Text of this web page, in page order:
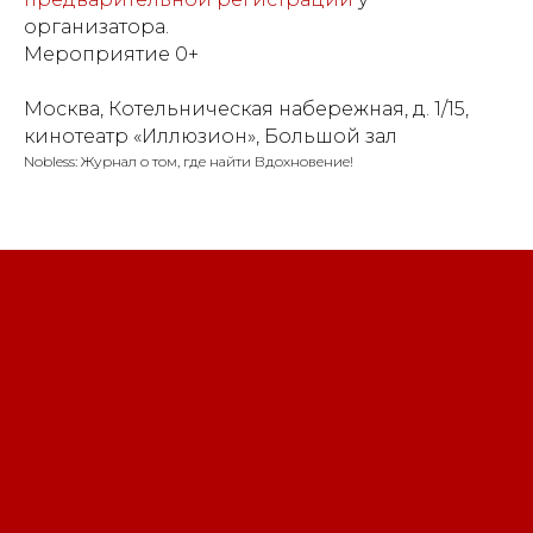
организатора.
Мероприятие 0+
Москва, Котельническая набережная, д. 1/15,
кинотеатр «Иллюзион», Большой зал
Nobless: Журнал о том, где найти Вдохновение!